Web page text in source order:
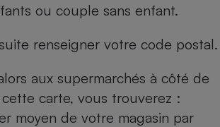
ou couple sans enfant.
renseigner votre code postal.
aux supermarchés à côté de
carte, vous trouverez :
moyen de votre magasin par